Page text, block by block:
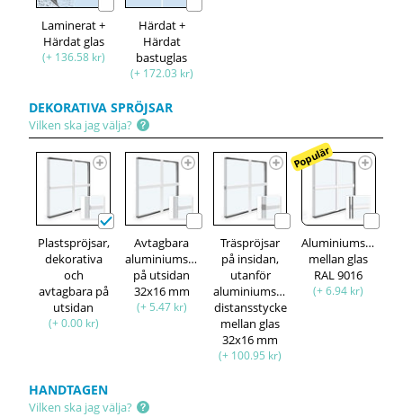
Laminerat +
Härdat glas
(+ 136.58 kr)
Härdat +
Härdat
bastuglas
(+ 172.03 kr)
DEKORATIVA SPRÖJSAR
Vilken ska jag välja?
Plastspröjsar,
dekorativa
och
avtagbara på
utsidan
(+ 0.00 kr)
Avtagbara
aluminiumspröjsar,
på utsidan
32x16 mm
(+ 5.47 kr)
Träspröjsar
på insidan,
utanför
aluminiumspröjsar,
distansstycke
mellan glas
32x16 mm
(+ 100.95 kr)
Populär
Aluminiumspröjsar
mellan glas
RAL 9016
(+ 6.94 kr)
HANDTAGEN
Vilken ska jag välja?